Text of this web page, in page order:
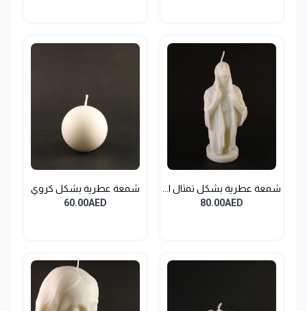
شمعة عطرية بشكل تمثال ا...
80.00AED
شمعة عطرية بشكل كروي
60.00AED